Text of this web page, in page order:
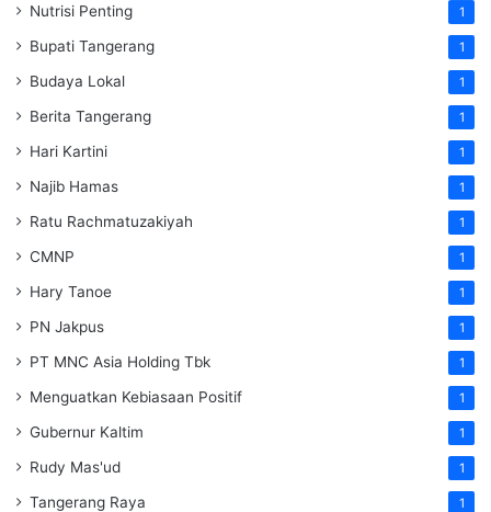
Nutrisi Penting 1
Bupati Tangerang 1
Budaya Lokal 1
Berita Tangerang 1
Hari Kartini 1
Najib Hamas 1
Ratu Rachmatuzakiyah 1
CMNP 1
Hary Tanoe 1
PN Jakpus 1
PT MNC Asia Holding Tbk 1
Menguatkan Kebiasaan Positif 1
Gubernur Kaltim 1
Rudy Mas'ud 1
Tangerang Raya 1